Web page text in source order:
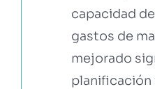
capacidad
gastos de
mejorado
planificación